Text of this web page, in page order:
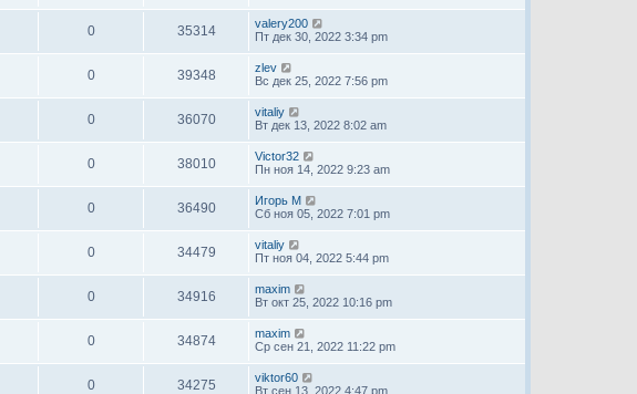
0 35314
valery200
Пт дек 30, 2022 3:34 pm
0 39348
zlev
Вс дек 25, 2022 7:56 pm
0 36070
vitaliy
Вт дек 13, 2022 8:02 am
0 38010
Victor32
Пн ноя 14, 2022 9:23 am
0 36490
Игорь М
Сб ноя 05, 2022 7:01 pm
0 34479
vitaliy
Пт ноя 04, 2022 5:44 pm
0 34916
maxim
Вт окт 25, 2022 10:16 pm
0 34874
maxim
Ср сен 21, 2022 11:22 pm
0 34275
viktor60
Вт сен 13, 2022 4:47 pm